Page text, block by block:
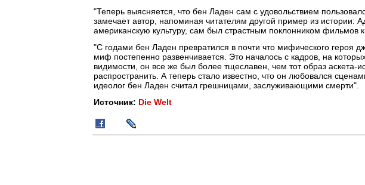
"Теперь выясняется, что бен Ладен сам с удовольствием
замечает автор, напоминая читателям другой пример из истории:
американскую культуру, сам был страстным поклонником фильмов
"С годами бен Ладен превратился в почти что мифического героя
миф постепенно развенчивается. Это началось с кадров, на
видимости, он все же был более тщеславен, чем тот образ аскета-
распространить. А теперь стало известно, что он любовался
идеолог бен Ладен считал грешницами, заслуживающими смерти".
Источник: Die Welt